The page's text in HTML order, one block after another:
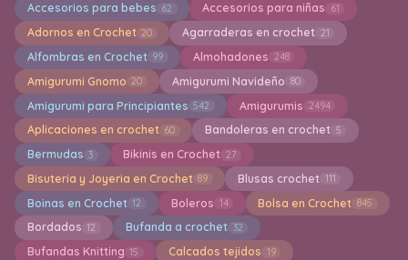
Accesorios para bebes 62 Accesorios para niñas 61
Adornos en Crochet 20 Agarraderas en crochet 21
Alfombras en Crochet 99 Almohadones 248
Amigurumi Gnomo 20 Amigurumi Navideño 80
Amigurumi para Principiantes 542 Amigurumis 2494
Aplicaciones en crochet 60 Bandoleras en crochet 5
Bermudas 3 Bikinis en Crochet 27
Bisuteria y Joyeria en Crochet 89 Blusas crochet 111
Boinas en Crochet 12 Boleros 14 Bolsa en Crochet 845
Bordados 12 Bufanda a crochet 32
Bufandas Knitting 15 Calcados tejidos 19